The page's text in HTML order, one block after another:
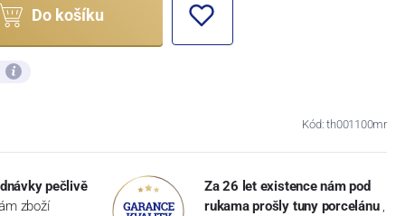
Do košíku
Kód: th001100mr
pečlivě
zboží
Za 26 let existence nám pod
rukama prošly tuny porcelánu ,